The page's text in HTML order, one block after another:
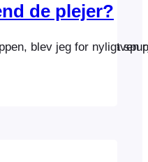
for og klar til opgaven
de plejer?
blev jeg for nyligt